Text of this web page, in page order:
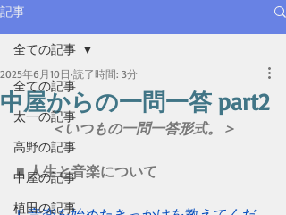
記事
全ての記事
太一の記事
高野の記事
中屋の記事
植田の記事
全ての記事
中屋からの一問一答 part2
2025年6月10日 読了時間: 3分
＜いつもの一問一答形式。＞
■ 人生と音楽について